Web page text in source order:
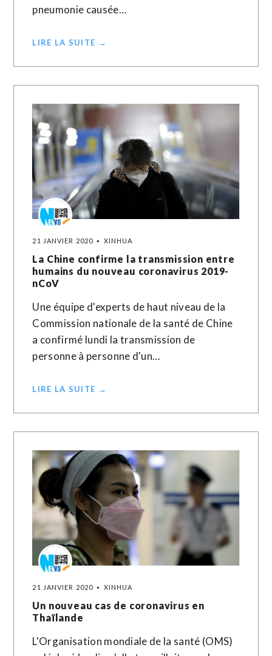
pneumonie causée…
LIRE LA SUITE →
21 JANVIER 2020 XINHUA
La Chine confirme la transmission entre
humains du nouveau coronavirus 2019-
nCoV
Une équipe d'experts de haut niveau de la
Commission nationale de la santé de Chine
a confirmé lundi la transmission de
personne à personne d'un…
LIRE LA SUITE →
21 JANVIER 2020 XINHUA
Un nouveau cas de coronavirus en
Thaïlande
L'Organisation mondiale de la santé (OMS)